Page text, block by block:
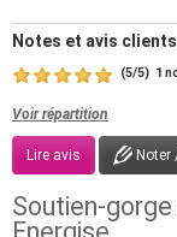
Notes et avis clients
(5/5) 1
Voir répartition
Lire avis Noter
Soutien-